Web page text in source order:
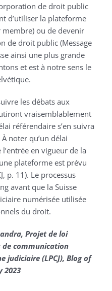
de droit public
d’utiliser la plateforme
ou de devenir
de droit public (Message
ainsi une plus grande
et est à notre sens le
les débats aux
vraisemblablement
référendaire s’en suivra
noter qu’un délai
en vigueur de la
plateforme est prévu
p. 11). Le processus
avant que la Suisse
numérisée utilisée
du droit.
Projet de loi
de communication
judiciaire (LPCJ), Blog of
2023